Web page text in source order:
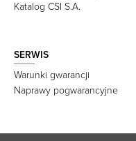
Katalog CSI S.A.
SERWIS
Warunki gwarancji
Naprawy pogwarancyjne